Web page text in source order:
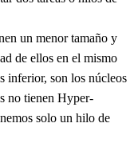
un menor tamaño y
de ellos en el mismo
inferior, son los núcleos
no tienen Hyper-
solo un hilo de